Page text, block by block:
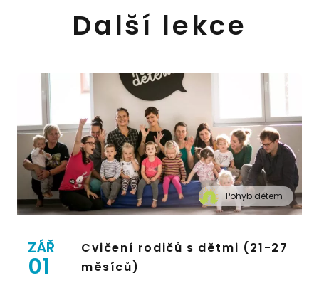
Další lekce
" alt="Cvičení pro děti "Pohyb dětem", Praha 2,
Prostor 8">
Pohyb dětem
ZÁŘ
01
Cvičení rodičů s dětmi (21-27
měsíců)